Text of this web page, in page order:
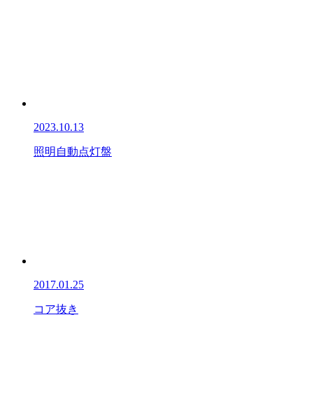
2023.10.13
照明自動点灯盤
2017.01.25
コア抜き